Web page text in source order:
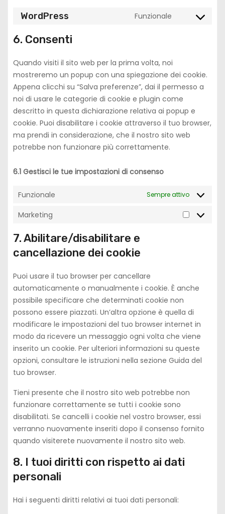
WordPress Funzionale
n
t
t
o
s
e
w
e
s
s
6. Consenti
Quando visiti il sito web per la prima volta, noi
mostreremo un popup con una spiegazione dei cookie.
Appena clicchi su “Salva preferenze”, dai il permesso a
noi di usare le categorie di cookie e plugin come
descritto in questa dichiarazione relativa ai popup e
cookie. Puoi disabilitare i cookie attraverso il tuo browser,
ma prendi in considerazione, che il nostro sito web
potrebbe non funzionare più correttamente.
6.1 Gestisci le tue impostazioni di consenso
Funzionale Sempre attivo
Marketing
M
i
g
7. Abilitare/disabilitare e
cancellazione dei cookie
Puoi usare il tuo browser per cancellare
automaticamente o manualmente i cookie. È anche
possibile specificare che determinati cookie non
possono essere piazzati. Un’altra opzione è quella di
modificare le impostazioni del tuo browser internet in
modo da ricevere un messaggio ogni volta che viene
inserito un cookie. Per ulteriori informazioni su queste
opzioni, consultare le istruzioni nella sezione Guida del
tuo browser.
Tieni presente che il nostro sito web potrebbe non
funzionare correttamente se tutti i cookie sono
disabilitati. Se cancelli i cookie nel vostro browser, essi
verranno nuovamente inseriti dopo il consenso fornito
quando visiterete nuovamente il nostro sito web.
8. I tuoi diritti con rispetto ai dati
personali
Hai i seguenti diritti relativi ai tuoi dati personali: